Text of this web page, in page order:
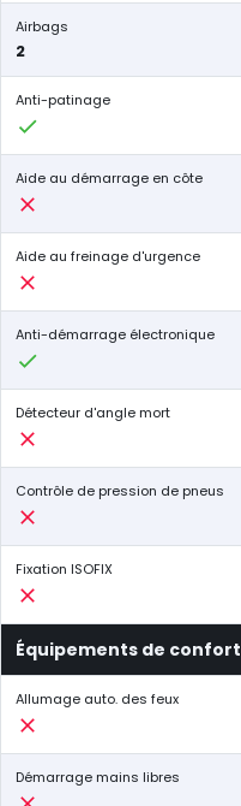
Airbags
2
Anti-patinage
Aide au démarrage en côte
Aide au freinage d'urgence
Anti-démarrage électronique
Détecteur d'angle mort
Contrôle de pression de pneus
Fixation ISOFIX
Équipements de confort
Allumage auto. des feux
Démarrage mains libres